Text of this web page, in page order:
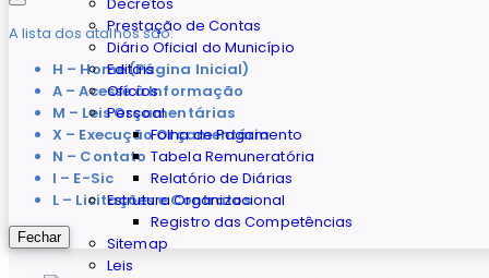
Prestação de Contas
Diário Oficial do Município
Editais
Ofícios
Pessoal
Folha de Pagamento
Tabela Remuneratória
Relatório de Diárias
Estrutura Organizacional
Registro das Competências
Sitemap
Leis
A lista dos atalhos são:
H – Home (Página Inicial)
A – Acesse à Informação
M – Leis Orçamentárias
X – Execução Orçamentária
N – Contato
I – E-Sic
L – Licitações e Contratos
Fechar